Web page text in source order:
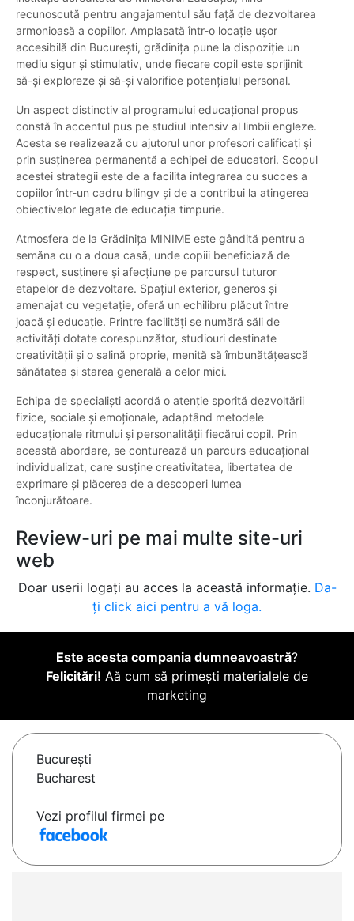
recunoscută pentru angajamentul său față de dezvoltarea
armonioasă a copiilor. Amplasată într-o locație ușor
accesibilă din București, grădinița pune la dispoziție un
mediu sigur și stimulativ, unde fiecare copil este sprijinit
să-și exploreze și să-și valorifice potențialul personal.
Un aspect distinctiv al programului educațional propus
constă în accentul pus pe studiul intensiv al limbii engleze.
Acesta se realizează cu ajutorul unor profesori calificați și
prin susținerea permanentă a echipei de educatori. Scopul
acestei strategii este de a facilita integrarea cu succes a
copiilor într-un cadru bilingv și de a contribui la atingerea
obiectivelor legate de educația timpurie.
Atmosfera de la Grădinița MINIME este gândită pentru a
semăna cu o a doua casă, unde copiii beneficiază de
respect, susținere și afecțiune pe parcursul tuturor
etapelor de dezvoltare. Spațiul exterior, generos și
amenajat cu vegetație, oferă un echilibru plăcut între
joacă și educație. Printre facilități se numără săli de
activități dotate corespunzător, studiouri destinate
creativității și o salină proprie, menită să îmbunătățească
sănătatea și starea generală a celor mici.
Echipa de specialiști acordă o atenție sporită dezvoltării
fizice, sociale și emoționale, adaptând metodele
educaționale ritmului și personalității fiecărui copil. Prin
această abordare, se conturează un parcurs educațional
individualizat, care susține creativitatea, libertatea de
exprimare și plăcerea de a descoperi lumea
înconjurătoare.
Review-uri pe mai multe site-uri
web
Doar userii logați au acces la această informație. Da-
ți click aici pentru a vă loga.
Este acesta compania dumneavoastră?
Felicitări! Aă cum să primești materialele de
marketing
Bucureşti
Bucharest
Vezi profilul firmei pe